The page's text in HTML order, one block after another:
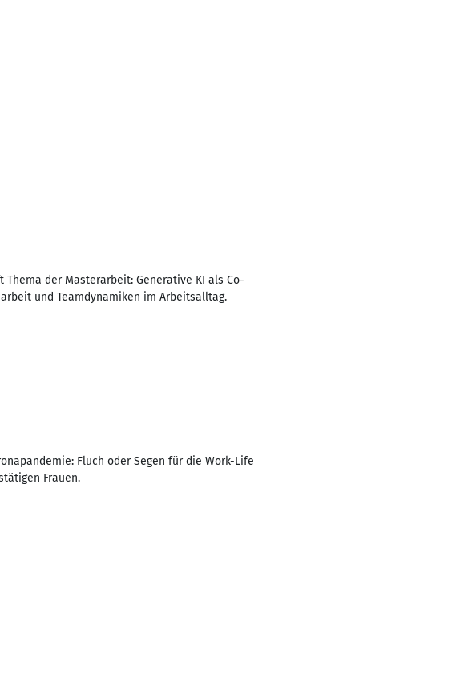
der Masterarbeit: Generative KI als Co-
und Teamdynamiken im Arbeitsalltag.
Fluch oder Segen für die Work-Life
Frauen.